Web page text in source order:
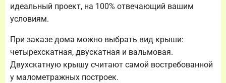
идеальный проект, на 100% отвечающий вашим
условиям.
При заказе дома можно выбрать вид крыши:
четырехскатная, двускатная и вальмовая.
Двухскатную крышу считают самой востребованной
у малометражных построек.